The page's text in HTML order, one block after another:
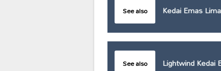
See also Kedai Emas
See also Lightwind Kedai